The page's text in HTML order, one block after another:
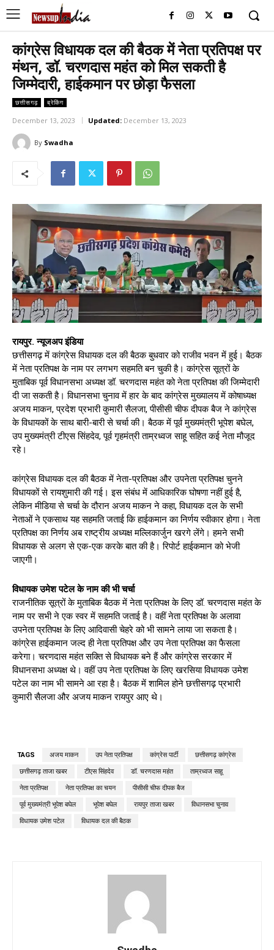
कांग्रेस विधायक दल की बैठक में नेता प्रतिपक्ष पर
मंथन, डॉ. चरणदास महंत को मिल सकती है
जिम्मेदारी, हाईकमान पर छोड़ा फैसला
छत्तीसगढ़ ब्रेकिंग
December 13, 2023 Updated: December 13, 2023
By Swadha
रायपुर. न्यूजअप इंडिया
छत्तीसगढ़ में कांग्रेस विधायक दल की बैठक बुधवार को राजीव भवन में हुई। बैठक
में नेता प्रतिपक्ष के नाम पर लगभग सहमति बन चुकी है। कांग्रेस सूत्रों के
मुताबिक पूर्व विधानसभा अध्यक्ष डॉ. चरणदास महंत को नेता प्रतिपक्ष की जिम्मेदारी
दी जा सकती है। विधानसभा चुनाव में हार के बाद कांग्रेस मुख्यालय में कोषाध्यक्ष
अजय माकन, प्रदेश प्रभारी कुमारी सैलजा, पीसीसी चीफ दीपक बैज ने कांग्रेस
के विधायकों के साथ बारी-बारी से चर्चा की। बैठक में पूर्व मुख्यमंत्री भूपेश बघेल,
उप मुख्यमंत्री टीएस सिंहदेव, पूर्व गृहमंत्री ताम्रध्वज साहू सहित कई नेता मौजूद
रहे।
कांग्रेस विधायक दल की बैठक में नेता-प्रतिपक्ष और उपनेता प्रतिपक्ष चुनने
विधायकों से रायशुमारी की गई। इस संबंध में आधिकारिक घोषणा नहीं हुई है,
लेकिन मीडिया से चर्चा के दौरान अजय माकन ने कहा, विधायक दल के सभी
नेताओं ने एकसाथ यह सहमति जताई कि हाईकमान का निर्णय स्वीकार होगा। नेता
प्रतिपक्ष का निर्णय अब राष्ट्रीय अध्यक्ष मल्लिकार्जुन खरगे लेंगे। हमने सभी
विधायक से अलग से एक-एक करके बात की है। रिपोर्ट हाईकमान को भेजी
जाएगी।
विधायक उमेश पटेल के नाम की भी चर्चा
राजनीतिक सूत्रों के मुताबिक बैठक में नेता प्रतिपक्ष के लिए डॉ. चरणदास महंत के
नाम पर सभी ने एक स्वर में सहमति जताई है। वहीं नेता प्रतिपक्ष के अलावा
उपनेता प्रतिपक्ष के लिए आदिवासी चेहरे को भी सामने लाया जा सकता है।
कांग्रेस हाईकमान जल्द ही नेता प्रतिपक्ष और उप नेता प्रतिपक्ष का फैसला
करेगा। चरणदास महंत सक्ति से विधायक बने हैं और कांग्रेस सरकार में
विधानसभा अध्यक्ष थे। वहीं उप नेता प्रतिपक्ष के लिए खरसिया विधायक उमेश
पटेल का नाम भी सामने आ रहा है। बैठक में शामिल होने छत्तीसगढ़ प्रभारी
कुमारी सैलजा और अजय माकन रायपुर आए थे।
TAGS अजय माकन उप नेता प्रतिपक्ष कांग्रेस पार्टी छत्तीसगढ़ कांग्रेस
छत्तीसगढ़ ताजा खबर टीएस सिंहदेव डॉ. चरणदास महंत ताम्रध्वज साहू
नेता प्रतिपक्ष नेता प्रतिपक्ष का चयन पीसीसी चीफ दीपक बैज
पूर्व मुख्यमंत्री भूपेश बघेल भूपेश बघेल रायपुर ताजा खबर विधानसभा चुनाव
विधायक उमेश पटेल विधायक दल की बैठक